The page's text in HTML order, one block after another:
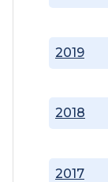
2017
2018
2019